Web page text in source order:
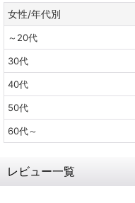
女性/年代別
～20代
30代
40代
50代
60代～
レビュー一覧